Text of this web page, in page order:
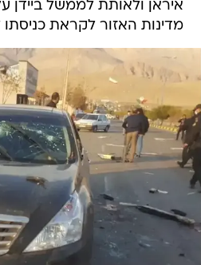
איראן ולאותת לממשל ביידן
מדינות האזור לקראת כניסתו